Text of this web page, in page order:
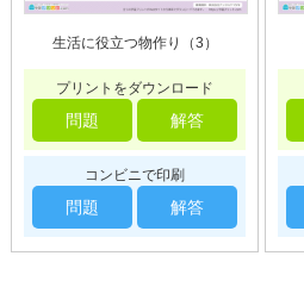
生活に役立つ物作り（3）
プリントをダウンロード
問題 解答
コンビニで印刷
問題 解答